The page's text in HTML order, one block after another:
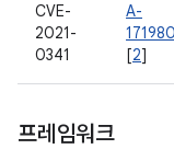
CVE-
2021-
0341
A-
[2]
프레임워크